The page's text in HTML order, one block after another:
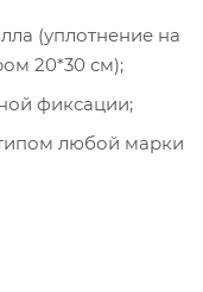
(уплотнение на
20*30 см);
фиксации;
любой марки